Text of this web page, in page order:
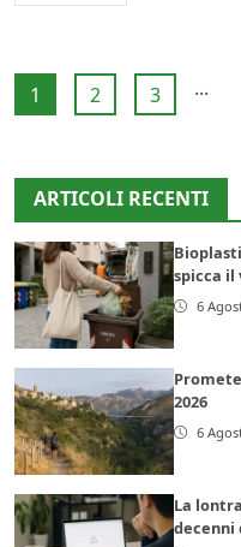
1 2 3 ...
ARTICOLI RECENTI
spicca il
6
2026
6
La
decenni